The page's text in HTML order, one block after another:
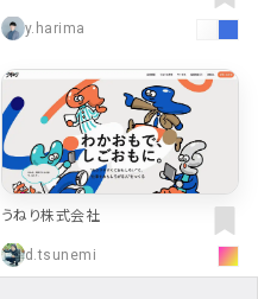
トレーラー・商用車部品の販売・配
達・発送y.harima
うねり株式会社
d.tsunemi